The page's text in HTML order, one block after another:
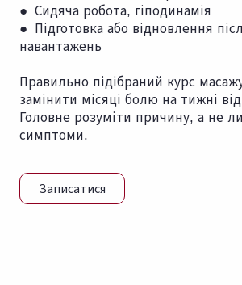
● Сидяча робота, гіподинамія
● Підготовка або відновлення
навантажень
Правильно підібраний курс
замінити місяці болю на тижні
Головне розуміти причину, а не
симптоми.
Записатися